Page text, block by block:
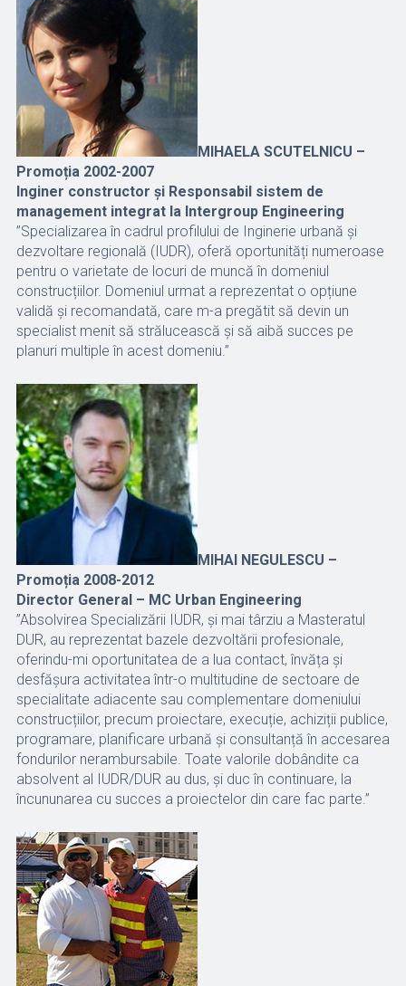
MIHAELA SCUTELNICU –
Promoția 2002-2007
Inginer constructor și Responsabil sistem de
management integrat la Intergroup Engineering
”Specializarea în cadrul profilului de Inginerie urbană și
dezvoltare regională (IUDR), oferă oportunități numeroase
pentru o varietate de locuri de muncă în domeniul
construcțiilor. Domeniul urmat a reprezentat o opțiune
validă și recomandată, care m-a pregătit să devin un
specialist menit să strălucească și să aibă succes pe
planuri multiple în acest domeniu.”
MIHAI NEGULESCU –
Promoția 2008-2012
Director General – MC Urban Engineering
”Absolvirea Specializării IUDR, și mai târziu a Masteratul
DUR, au reprezentat bazele dezvoltării profesionale,
oferindu-mi oportunitatea de a lua contact, învăța și
desfășura activitatea într-o multitudine de sectoare de
specialitate adiacente sau complementare domeniului
construcțiilor, precum proiectare, execuție, achiziții publice,
programare, planificare urbană și consultanță în accesarea
fondurilor nerambursabile. Toate valorile dobândite ca
absolvent al IUDR/DUR au dus, și duc în continuare, la
încununarea cu succes a proiectelor din care fac parte.”